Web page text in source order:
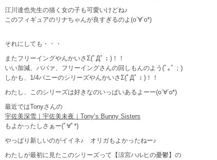
江川達也先生の描く女の子も可愛いけどね♪
このフィギュアのリナちゃんが良すぎるのよ(o`∀´o*)
それにしても・・・
またフリーイングやんかいさΣ(ﾟДﾟ；)！！
いい加減、ババァ、フリーイングさんの回しもんのよう(ﾟ｡ﾟ；)
しかも、1/4バニーのシリーズやんかいさΣ(ﾟДﾟ；)！！
わたし、このシリーズは好きなのいっぱいあるよーー(o`∀´o*)
最近ではTonyさんの
宇佐美深雪｜宇佐美未夜｜Tony’s Bunny Sisters
もよかったしさぁー(ﾟ∀ﾟ*)
やっぱり新しいのがイイネ♪ オリガもよかったねー♪
わたしが最初に見たこのシリーズって【涼宮ハルヒの憂鬱】の